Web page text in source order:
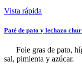
Vista rápida
Paté de pato y lechazo
Foie gras de pato,
sal, pimienta y azúcar.